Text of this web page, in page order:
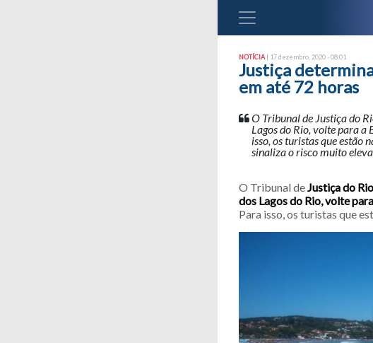
NOTÍCIA | 17 dezembro, 2020 - 08:01
Justiça
em até 72 horas
O Tribunal de Justiça do
Lagos do Rio, volte para
isso, os turistas que estão
sinaliza o risco muito
O Tribunal deJustiça do
dos Lagos do Rio, volte
Para isso, os turistas que